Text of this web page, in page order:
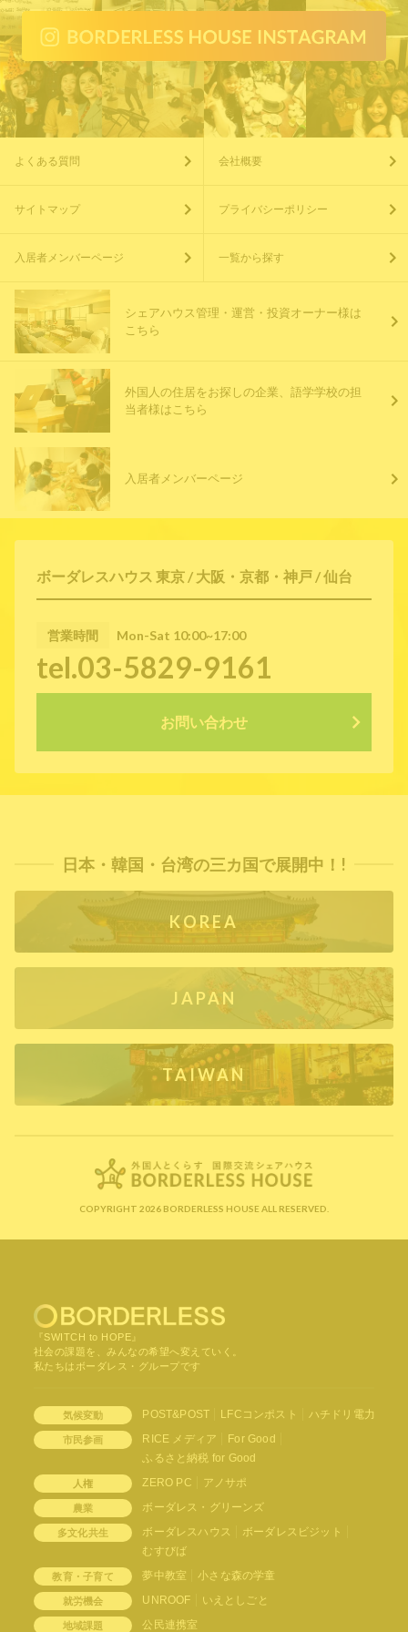
ボーダレスハウス 東京 / 大阪・京都・神戸 / 仙台
営業時間 Mon-Sat 10:00~17:00
tel.03-5829-9161
お問い合わせ
よくある質問 会社概要
サイトマップ プライバシーポリシー
入居者メンバーページ 一覧から探す
シェアハウス管理・運営・投資オーナー様は
こちら
外国人の住居をお探しの企業、語学学校の担
当者様はこちら
入居者メンバーページ
日本・韓国・台湾の三カ国で展開中！!
KOREA
JAPAN
TAIWAN
COPYRIGHT 2026 BORDERLESS HOUSE ALL RESERVED.
『SWITCH to HOPE』
社会の課題を、みんなの希望へ変えていく。
私たちはボーダレス・グループです
気候変動 POST&POST LFCコンポスト ハチドリ電力
市民参画 RICE メディア
For Good
ふるさと納税 for Good
人権 ZERO PC アノサポ
農業 ボーダレス・グリーンズ
多文化共生 ボーダレスハウス
ボーダレスビジット
むすびば
教育・子育て 夢中教室 小さな森の学童
就労機会 UNROOF いえとしごと
地域課題 公民連携室